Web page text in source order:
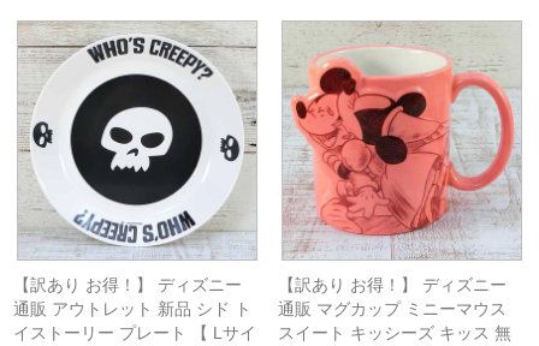
【訳あり お得！】 ディズニー
通販 アウトレット 新品 シド ト
イストーリー プレート 【 Lサイ
【訳あり お得！】 ディズニー
通販 マグカップ ミニーマウス
スイート キッシーズ キッス 無